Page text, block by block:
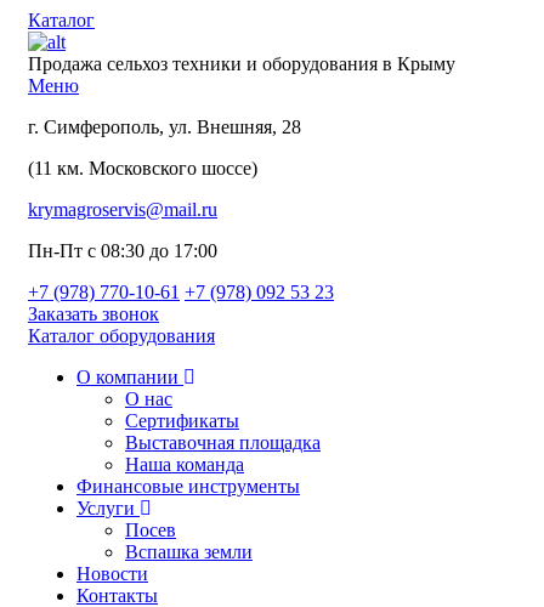
Каталог
Продажа сельхоз техники и оборудования в Крыму
Меню
г. Симферополь, ул. Внешняя, 28
(11 км. Московского шоссе)
krymagroservis@mail.ru
Пн-Пт с 08:30 до 17:00
+7 (978) 770-10-61 +7 (978) 092 53 23
Заказать звонок
Каталог оборудования
О компании
О нас
Сертификаты
Выставочная площадка
Наша команда
Финансовые инструменты
Услуги
Посев
Вспашка земли
Новости
Контакты